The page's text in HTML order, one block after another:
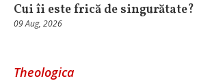
Cui îi este frică de singurătate?
09 Aug, 2026
Theologica